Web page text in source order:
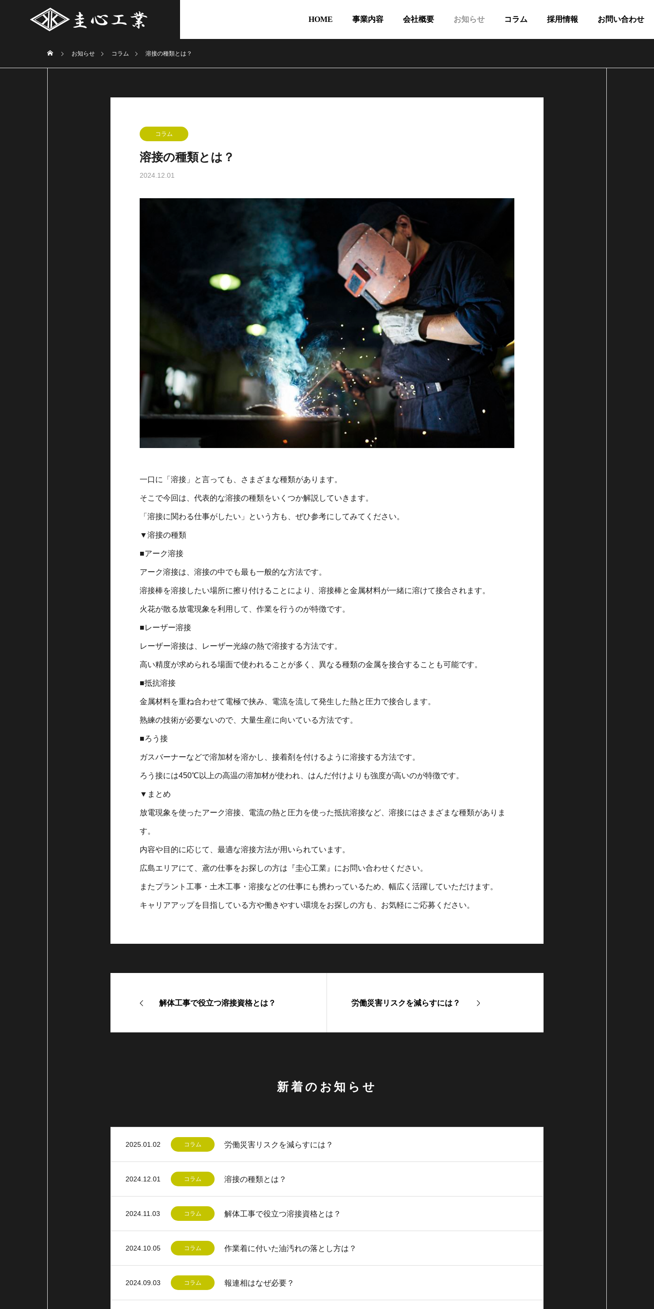
HOME 事業内容 会社概要 お知らせ コラム 採用情報 お問い合わせ
お知らせ コラム 溶接の種類とは？
コラム
溶接の種類とは？
2024.12.01
一口に「溶接」と言っても、さまざまな種類があります。
そこで今回は、代表的な溶接の種類をいくつか解説していきます。
「溶接に関わる仕事がしたい」という方も、ぜひ参考にしてみてください。
▼溶接の種類
■アーク溶接
アーク溶接は、溶接の中でも最も一般的な方法です。
溶接棒を溶接したい場所に擦り付けることにより、溶接棒と金属材料が一緒に溶けて接合されます。
火花が散る放電現象を利用して、作業を行うのが特徴です。
■レーザー溶接
レーザー溶接は、レーザー光線の熱で溶接する方法です。
高い精度が求められる場面で使われることが多く、異なる種類の金属を接合することも可能です。
■抵抗溶接
金属材料を重ね合わせて電極で挟み、電流を流して発生した熱と圧力で接合します。
熟練の技術が必要ないので、大量生産に向いている方法です。
■ろう接
ガスバーナーなどで溶加材を溶かし、接着剤を付けるように溶接する方法です。
ろう接には450℃以上の高温の溶加材が使われ、はんだ付けよりも強度が高いのが特徴です。
▼まとめ
放電現象を使ったアーク溶接、電流の熱と圧力を使った抵抗溶接など、溶接にはさまざまな種類がありま
す。
内容や目的に応じて、最適な溶接方法が用いられています。
広島エリアにて、鳶の仕事をお探しの方は『圭心工業』にお問い合わせください。
またプラント工事・土木工事・溶接などの仕事にも携わっているため、幅広く活躍していただけます。
キャリアアップを目指している方や働きやすい環境をお探しの方も、お気軽にご応募ください。
解体工事で役立つ溶接資格とは？ 労働災害リスクを減らすには？
新着のお知らせ
2025.01.02 コラム 労働災害リスクを減らすには？
2024.12.01 コラム 溶接の種類とは？
2024.11.03 コラム 解体工事で役立つ溶接資格とは？
2024.10.05 コラム 作業着に付いた油汚れの落とし方は？
2024.09.03 コラム 報連相はなぜ必要？